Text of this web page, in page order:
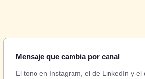
Mensaje que cambia por canal
El tono en Instagram, el de LinkedIn y el